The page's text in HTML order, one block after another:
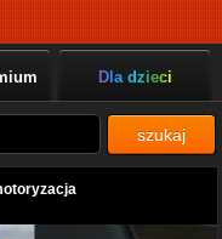
Dla dzieci
szukaj